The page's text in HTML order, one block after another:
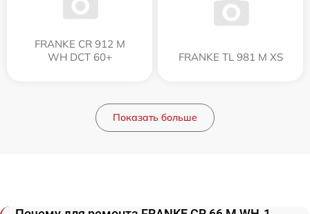
FRANKE CR 912 M
WH DCT 60+
FRANKE TL 981 M XS
Показать больше